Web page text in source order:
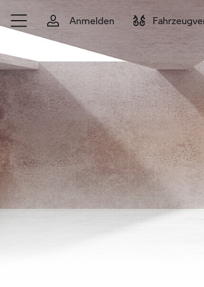
Zum Hauptinhalt springen
Anmelden